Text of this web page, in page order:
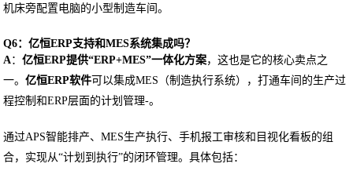
机床旁配置电脑的小型制造车间。
Q6：亿恒ERP支持和MES系统集成吗？
A：亿恒ERP提供“ERP+MES”一体化方案，这也是它的核心卖点之
一。亿恒ERP软件可以集成MES（制造执行系统），打通车间的生产过
程控制和ERP层面的计划管理-。
通过APS智能排产、MES生产执行、手机报工审核和目视化看板的组
合，实现从“计划到执行”的闭环管理。具体包括：